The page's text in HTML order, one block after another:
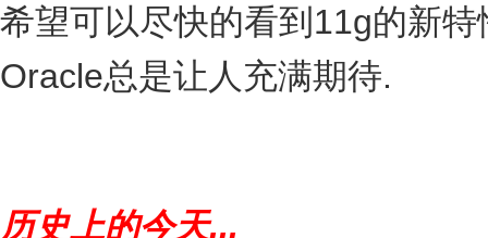
希望可以尽快的看到11g的新特
Oracle总是让人充满期待.
历史上的今天...